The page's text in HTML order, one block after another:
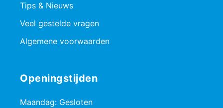
Tips & Nieuws
Veel gestelde vragen
Algemene voorwaarden
Openingstijden
Maandag: Gesloten